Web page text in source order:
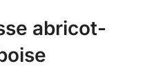
abricot-